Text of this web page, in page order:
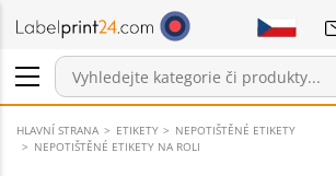
Přihlášení / Registrace
Položky v košíku
Sdělení
HLAVNÍ STRANA ETIKETY
NEPOTIŠTĚNÉ ETIKETY
NEPOTIŠTĚNÉ ETIKETY NA ROLI